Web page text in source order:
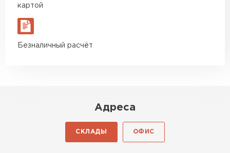
картой
Безналичный расчёт
Адреса
СКЛАДЫ ОФИС